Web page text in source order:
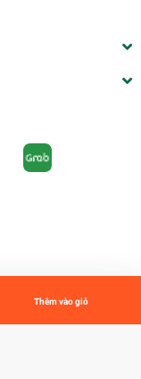
HẠT (163G/335G)-
Thêm vào giỏ